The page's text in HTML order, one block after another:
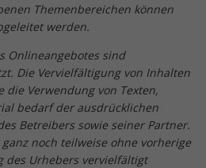
Themenbereichen können
werden.
Onlineangebotes sind
Die Vervielfältigung von Inhalten
die Verwendung von Texten,
bedarf der ausdrücklichen
Betreibers sowie seiner Partner.
noch teilweise ohne vorherige
des Urhebers vervielfältigt